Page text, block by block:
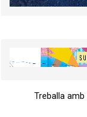
Treballa